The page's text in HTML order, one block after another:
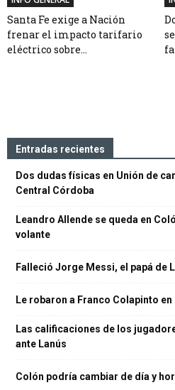
Santa Fe exige a Nación
frenar el impacto tarifario
eléctrico sobre...
Entradas recientes
Dos dudas físicas en Unión de
Central Córdoba
Leandro Allende se queda en
volante
Falleció Jorge Messi, el papá de
Le robaron a Franco Colapinto en
Las calificaciones de los
ante Lanús
Colón podría cambiar de día y